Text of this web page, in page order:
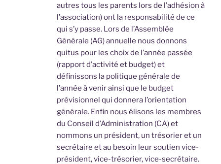
autres tous les parents lors de l’adhésion à
l’association) ont la responsabilité de ce
qui s’y passe. Lors de l’Assemblée
Générale (AG) annuelle nous donnons
quitus pour les choix de l’année passée
(rapport d’activité et budget) et
définissons la politique générale de
l’année à venir ainsi que le budget
prévisionnel qui donnera l’orientation
générale. Enfin nous élisons les membres
du Conseil d’Administration (CA) et
nommons un président, un trésorier et un
secrétaire et au besoin leur soutien vice-
président, vice-trésorier, vice-secrétaire.